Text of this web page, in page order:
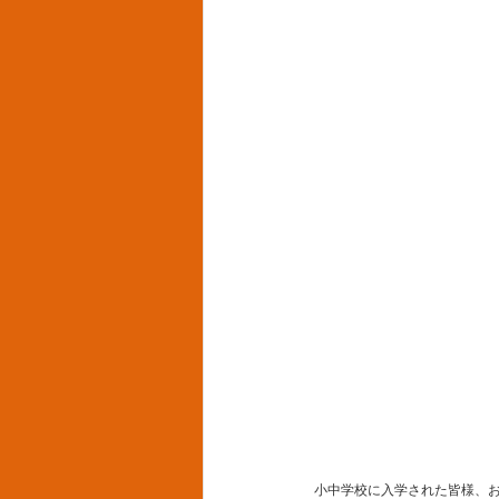
小中学校に入学された皆様、